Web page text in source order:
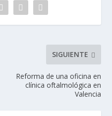
SIGUIENTE
Reforma de una oficina en
clínica oftalmológica en
Valencia